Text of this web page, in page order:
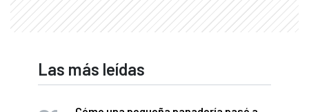
Las más leídas